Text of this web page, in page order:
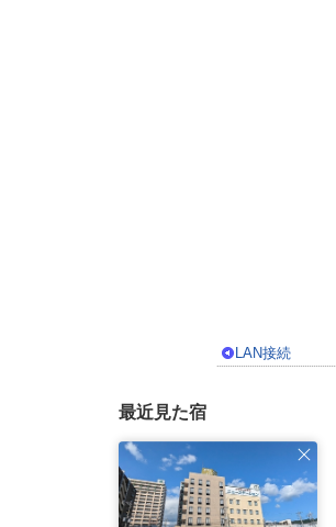
LAN接続
最近見た宿